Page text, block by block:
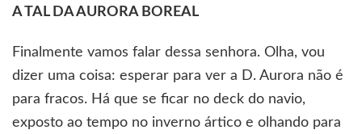
A TAL DA AURORA BOREAL
Finalmente vamos falar dessa senhora. Olha, vou
dizer uma coisa: esperar para ver a D. Aurora não é
para fracos. Há que se ficar no deck do navio,
exposto ao tempo no inverno ártico e olhando para